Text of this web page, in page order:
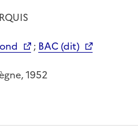
; BAC (dit)
1952